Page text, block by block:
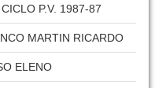
P.V. 1987-87
MARTIN RICARDO
ELENO